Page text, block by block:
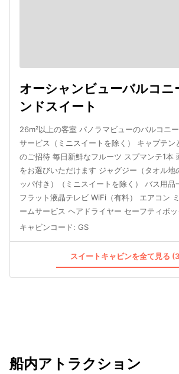
オーシャンビューバルコニ
ンドスイート
26m²以上の客室 パノラマビューのバルコニ
サービス（ミニスイートを除く） キャプテン
のご招待 毎日新鮮なフルーツ スプマンテ1本
をお選びいただけます ジャグジー（タオル地
ッパ付き）（ミニスイートを除く） バス用品
フラット液晶テレビ WiFi（有料） エアコン
ームサービス ヘアドライヤー セーフティボッ
キャビンコード: GS
スイートキャビンを全て見る
船内アトラクション